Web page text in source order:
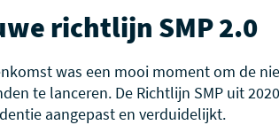
richtlijn SMP 2.0
was een mooi moment om de
te lanceren. De Richtlijn SMP uit
aangepast en verduidelijkt.